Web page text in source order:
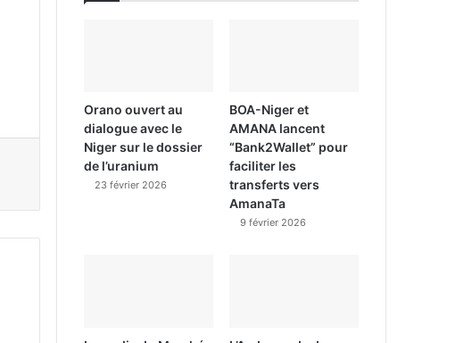
Orano ouvert au
dialogue avec le
Niger sur le dossier
de l’uranium
23 février 2026
BOA-Niger et
AMANA lancent
“Bank2Wallet” pour
faciliter les
transferts vers
AmanaTa
9 février 2026